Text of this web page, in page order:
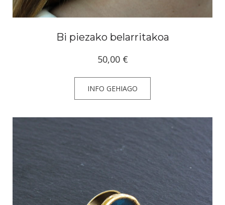
Bi piezako belarritakoa
50,00 €
INFO GEHIAGO